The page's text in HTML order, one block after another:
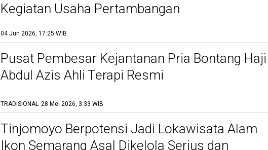
Kegiatan Usaha Pertambangan
04 Jun 2026, 17:25 WIB
Pusat Pembesar Kejantanan Pria Bontang Haji
Abdul Azis Ahli Terapi Resmi
TRADISIONAL 28 Mei 2026, 3:33 WIB
Tinjomoyo Berpotensi Jadi Lokawisata Alam
Ikon Semarang Asal Dikelola Serius dan